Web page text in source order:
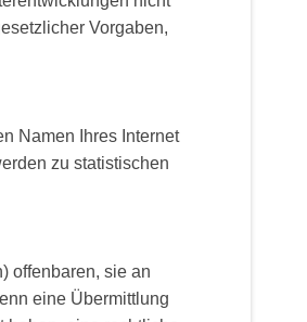
Vorgaben,
Namen Ihres Internet
zu statistischen
offenbaren, sie an
eine Übermittlung